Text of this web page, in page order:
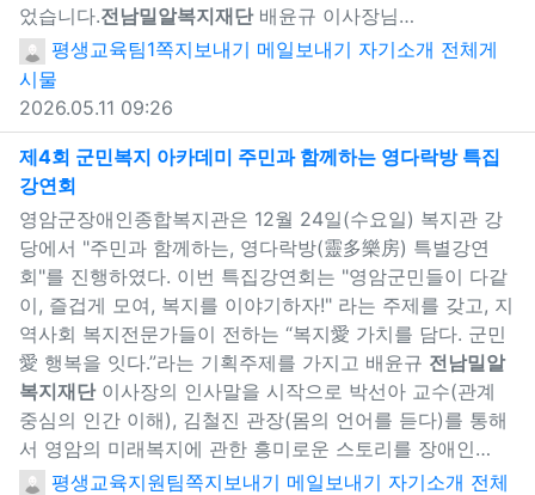
었습니다.전남밀알복지재단배윤규 이사장님…
평생교육팀1쪽지보내기 메일보내기 자기소개 전체게
시물
2026.05.11 09:26
제4회 군민복지 아카데미 주민과 함께하는 영다락방 특집
강연회
새창으로 보기
영암군장애인종합복지관은 12월 24일(수요일) 복지관 강
당에서 "주민과 함께하는, 영다락방(靈多樂房) 특별강연
회"를 진행하였다. 이번 특집강연회는 "영암군민들이 다같
이, 즐겁게 모여, 복지를 이야기하자!" 라는 주제를 갖고, 지
역사회 복지전문가들이 전하는 “복지愛 가치를 담다. 군민
愛 행복을 잇다.”라는 기획주제를 가지고 배윤규 전남밀알
복지재단이사장의 인사말을 시작으로 박선아 교수(관계
중심의 인간 이해), 김철진 관장(몸의 언어를 듣다)를 통해
서 영암의 미래복지에 관한 흥미로운 스토리를 장애인…
평생교육지원팀쪽지보내기 메일보내기 자기소개 전체